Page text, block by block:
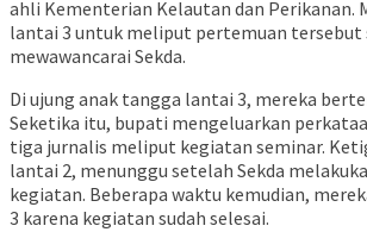
ahli Kementerian Kelautan dan Perikanan.
lantai 3 untuk meliput pertemuan tersebut
mewawancarai Sekda.
Di ujung anak tangga lantai 3, mereka
Seketika itu, bupati mengeluarkan
tiga jurnalis meliput kegiatan seminar.
lantai 2, menunggu setelah Sekda
kegiatan. Beberapa waktu kemudian,
3 karena kegiatan sudah selesai.